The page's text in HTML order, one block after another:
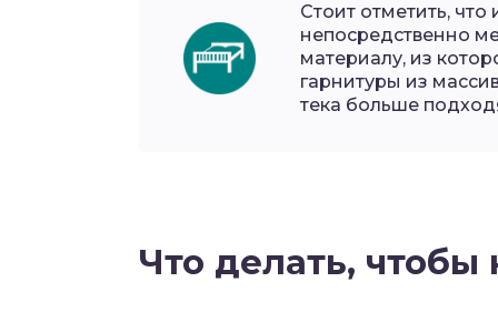
Стоит отметить,
непосредственно
материалу, из
гарнитуры из
тека больше
Что делать,